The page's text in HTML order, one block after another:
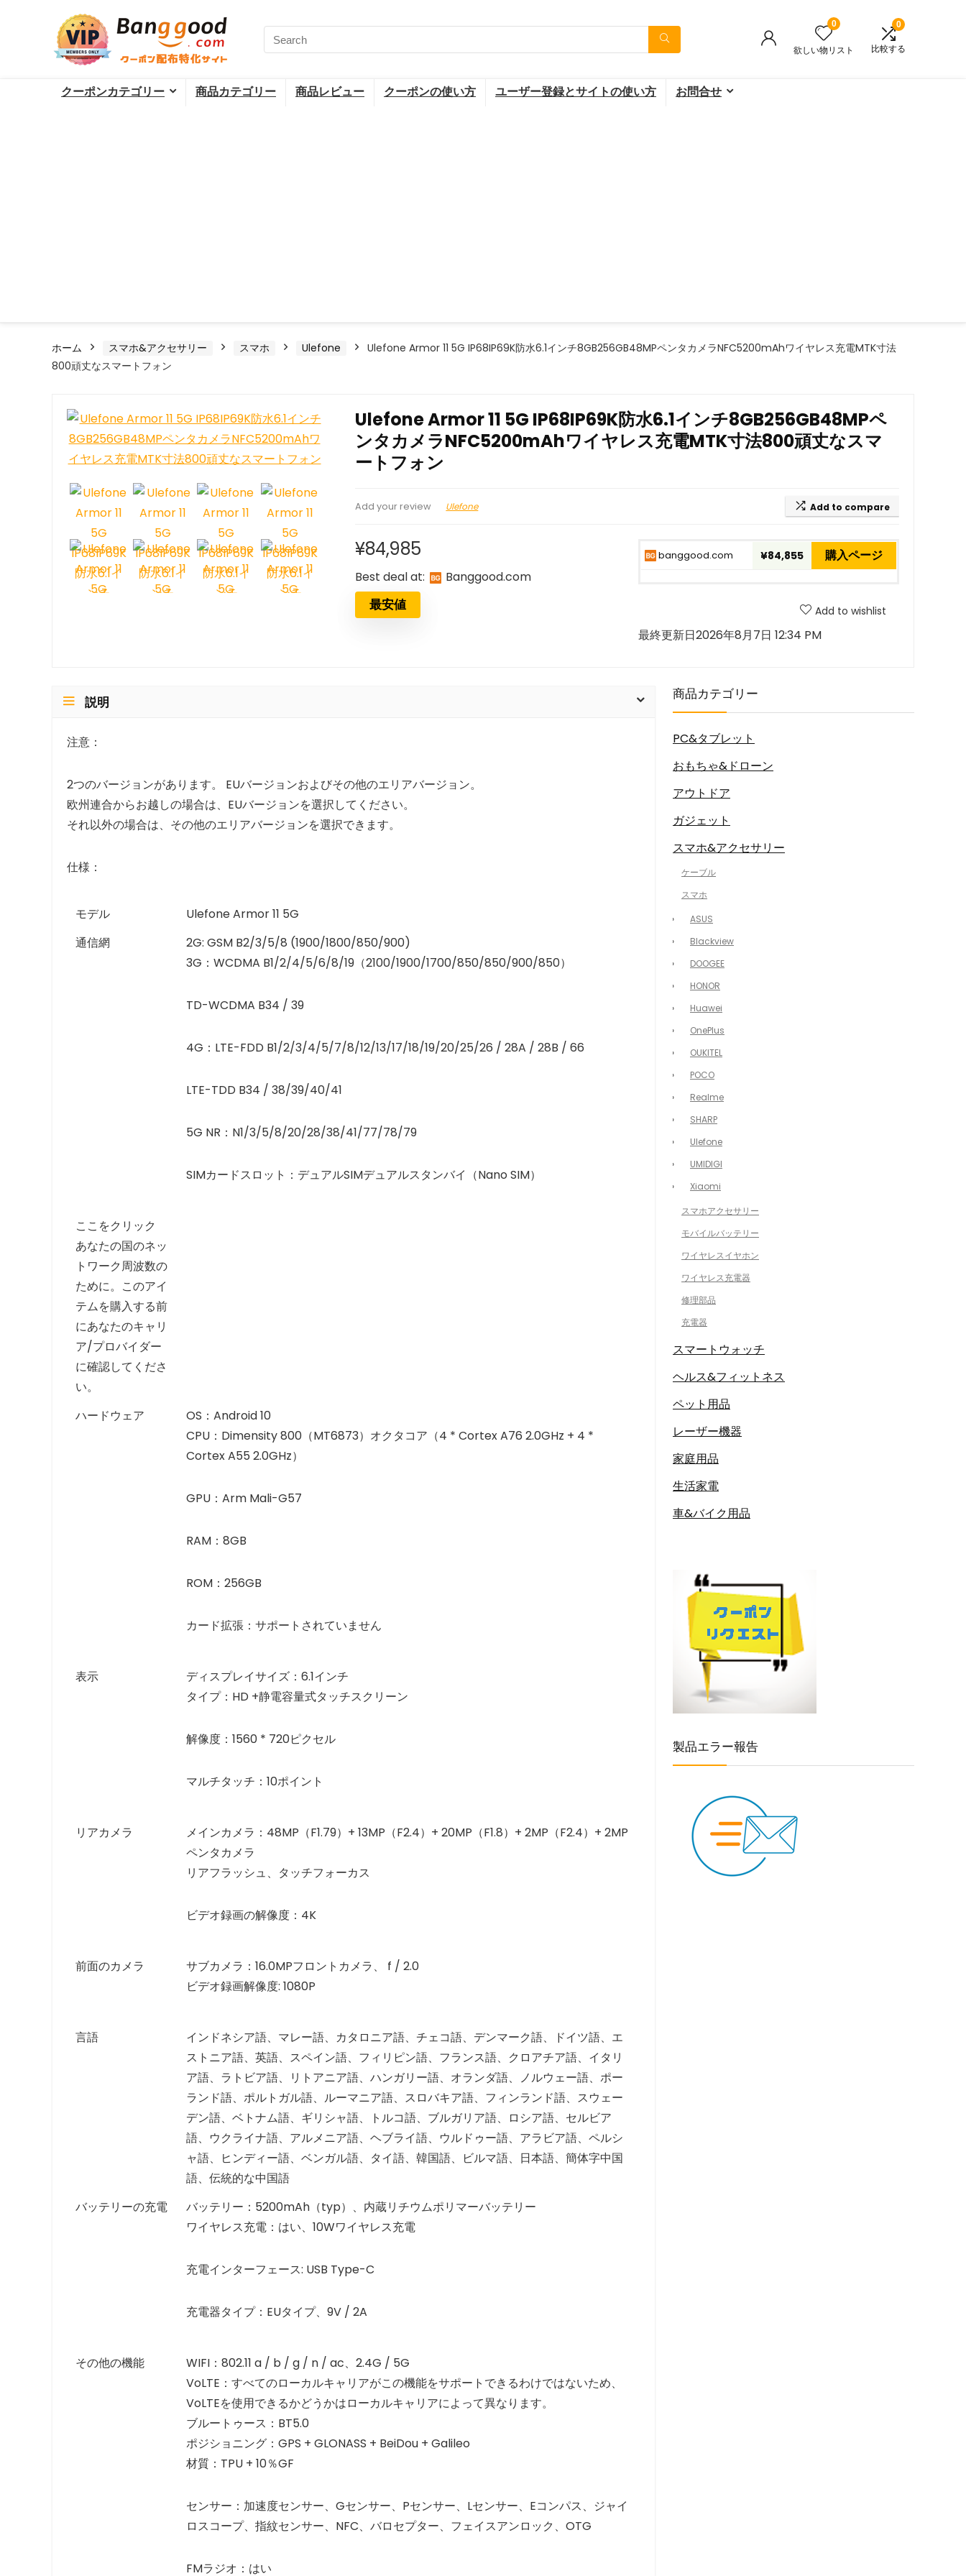
0
欲しい物リスト
0
比較する
クーポンカテゴリー 商品カテゴリー 商品レビュー クーポンの使い方 ユーザー登録とサイトの使い方 お問合せ
ホーム スマホ&アクセサリー スマホ Ulefone
Ulefone Armor 11 5G IP68IP69K防水6.1インチ8GB256GB48MPペンタカメラNFC5200mAhワイヤレス充電MTK寸法
800頑丈なスマートフォン
Ulefone Armor 11 5G IP68IP69K防水6.1インチ8GB256GB48MPペ
ンタカメラNFC5200mAhワイヤレス充電MTK寸法800頑丈なスマ
ートフォン
Add your review Ulefone Add to compare
¥84,985
Best deal at: banggood.com
最安値
banggood.com ¥84,855 購入ページ
Add to wishlist
最終更新日2026年8月7日 12:34 PM
説明
注意：
2つのバージョンがあります。 EUバージョンおよびその他のエリアバージョン。
欧州連合からお越しの場合は、EUバージョンを選択してください。
それ以外の場合は、その他のエリアバージョンを選択できます。
仕様：
モデル
Ulefone Armor 11 5G
通信網
2G: GSM B2/3/5/8 (1900/1800/850/900)
3G：WCDMA B1/2/4/5/6/8/19（2100/1900/1700/850/850/900/850）
TD-WCDMA B34 / 39
4G：LTE-FDD B1/2/3/4/5/7/8/12/13/17/18/19/20/25/26 / 28A / 28B / 66
LTE-TDD B34 / 38/39/40/41
5G NR：N1/3/5/8/20/28/38/41/77/78/79
SIMカードスロット：デュアルSIMデュアルスタンバイ（Nano SIM）
ここをクリック
あなたの国のネッ
トワーク周波数の
ために。このアイ
テムを購入する前
にあなたのキャリ
ア/プロバイダー
に確認してくださ
い。
ハードウェア
OS：Android 10
CPU：Dimensity 800（MT6873）オクタコア（4 * Cortex A76 2.0GHz + 4 *
Cortex A55 2.0GHz）
GPU：Arm Mali-G57
RAM：8GB
ROM：256GB
カード拡張：サポートされていません
表示
ディスプレイサイズ：6.1インチ
タイプ：HD +静電容量式タッチスクリーン
解像度：1560 * 720ピクセル
マルチタッチ：10ポイント
リアカメラ
メインカメラ：48MP（F1.79）+ 13MP（F2.4）+ 20MP（F1.8）+ 2MP（F2.4）+ 2MP
ペンタカメラ
リアフラッシュ、タッチフォーカス
ビデオ録画の解像度：4K
前面のカメラ
サブカメラ：16.0MPフロントカメラ、 f / 2.0
ビデオ録画解像度: 1080P
言語
インドネシア語、マレー語、カタロニア語、チェコ語、デンマーク語、ドイツ語、エ
ストニア語、英語、スペイン語、フィリピン語、フランス語、クロアチア語、イタリ
ア語、ラトビア語、リトアニア語、ハンガリー語、オランダ語、ノルウェー語、ポー
ランド語、ポルトガル語、ルーマニア語、スロバキア語、フィンランド語、スウェー
デン語、ベトナム語、ギリシャ語、トルコ語、ブルガリア語、ロシア語、セルビア
語、ウクライナ語、アルメニア語、ヘブライ語、ウルドゥー語、アラビア語、ペルシ
ャ語、ヒンディー語、ベンガル語、タイ語、韓国語、ビルマ語、日本語、簡体字中国
語、伝統的な中国語
バッテリーの充電
バッテリー：5200mAh（typ）、内蔵リチウムポリマーバッテリー
ワイヤレス充電：はい、10Wワイヤレス充電
充電インターフェース: USB Type-C
充電器タイプ：EUタイプ、9V / 2A
その他の機能
WIFI：802.11 a / b / g / n / ac、2.4G / 5G
VoLTE：すべてのローカルキャリアがこの機能をサポートできるわけではないため、
VoLTEを使用できるかどうかはローカルキャリアによって異なります。
ブルートゥース：BT5.0
ポジショニング：GPS + GLONASS + BeiDou + Galileo
材質：TPU + 10％GF
センサー：加速度センサー、Gセンサー、Pセンサー、Lセンサー、Eコンパス、ジャイ
ロスコープ、指紋センサー、NFC、バロセプター、フェイスアンロック、OTG
FMラジオ：はい
商品カテゴリー
PC&タブレット
おもちゃ&ドローン
アウトドア
ガジェット
スマホ&アクセサリー
ケーブル
スマホ
ASUS
Blackview
DOOGEE
HONOR
Huawei
OnePlus
OUKITEL
POCO
Realme
SHARP
Ulefone
UMIDIGI
Xiaomi
スマホアクセサリー
モバイルバッテリー
ワイヤレスイヤホン
ワイヤレス充電器
修理部品
充電器
スマートウォッチ
ヘルス&フィットネス
ペット用品
レーザー機器
家庭用品
生活家電
車&バイク用品
製品エラー報告